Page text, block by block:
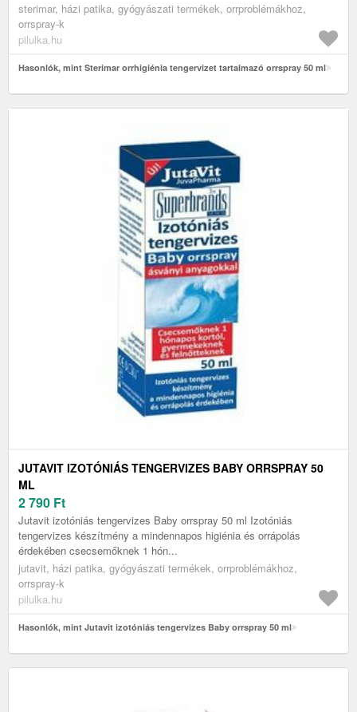
sterimar, házi patika, gyógyászati termékek, orrproblémákhoz,
orrspray-k
pilulka.hu
Hasonlók, mint Sterimar orrhigiénia tengervizet tartalmazó orrspray 50 ml
JUTAVIT IZOTÓNIÁS TENGERVIZES BABY ORRSPRAY 50
ML
2 790 Ft
Jutavit izotóniás tengervizes Baby orrspray 50 ml Izotóniás
tengervizes készítmény a mindennapos higiénia és orrápolás
érdekében csecsemőknek 1 hón...
jutavit, házi patika, gyógyászati termékek, orrproblémákhoz,
orrspray-k
pilulka.hu
Hasonlók, mint Jutavit izotóniás tengervizes Baby orrspray 50 ml